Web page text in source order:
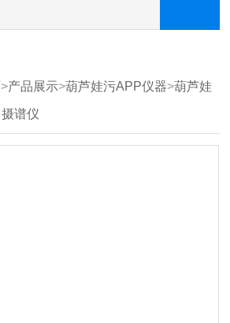
>产品展示>葫芦娃污APP仪器>葫芦娃
摄谱仪